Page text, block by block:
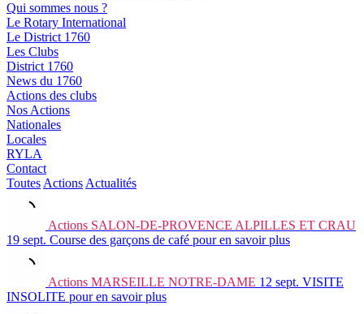
Qui sommes nous ?
Le Rotary International
Le District 1760
Les Clubs
District 1760
News du 1760
Actions des clubs
Nos Actions
Nationales
Locales
RYLA
Contact
Toutes Actions Actualités
Actions SALON-DE-PROVENCE ALPILLES ET CRAU
19 sept. Course des garçons de café pour en savoir plus
Actions MARSEILLE NOTRE-DAME 12 sept. VISITE
INSOLITE pour en savoir plus